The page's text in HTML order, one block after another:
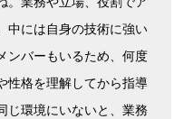
中には自身の技術に強い
ンバーもいるため、何度
性格を理解してから指導
じ環境にいないと、業務